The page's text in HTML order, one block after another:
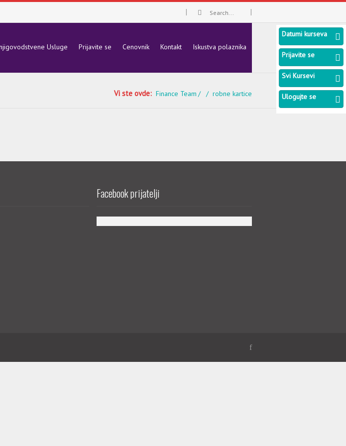
Usluge Prijavite se Cenovnik Kontakt Iskustva polaznika
Vi ste ovde: Finance Team robne kartice
Facebook prijatelji
Datumi kurseva
Prijavite se
Svi Kursevi
Ulogujte se